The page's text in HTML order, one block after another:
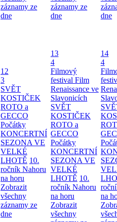
záznamy ze
dne
záznamy ze
dne
dne
12
3
SVĚT
KOSTIČEK
ROTO a
GECCO
Počátky
KONCERTNÍ
SEZONA VE
VELKÉ
LHOTĚ 10.
ročník Nahoru
na horu
Zobrazit
všechny
záznamy ze
dne
13
4
Filmový
festival Film
Renaissance ve
Slavonicích
SVĚT
KOSTIČEK
ROTO a
GECCO
Počátky
KONCERTNÍ
SEZONA VE
VELKÉ
LHOTĚ 10.
ročník Nahoru
na horu
Zobrazit
všechny
14
4
na